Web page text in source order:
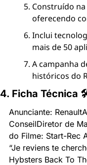
Construído
oferecendo
Inclui
mais de 50
A campanha
históricos do
4. Ficha Técnica
Anunciante: Renault
ConseilDiretor de
do Filme: Start-Rec
“Je reviens te
Hybsters Back To